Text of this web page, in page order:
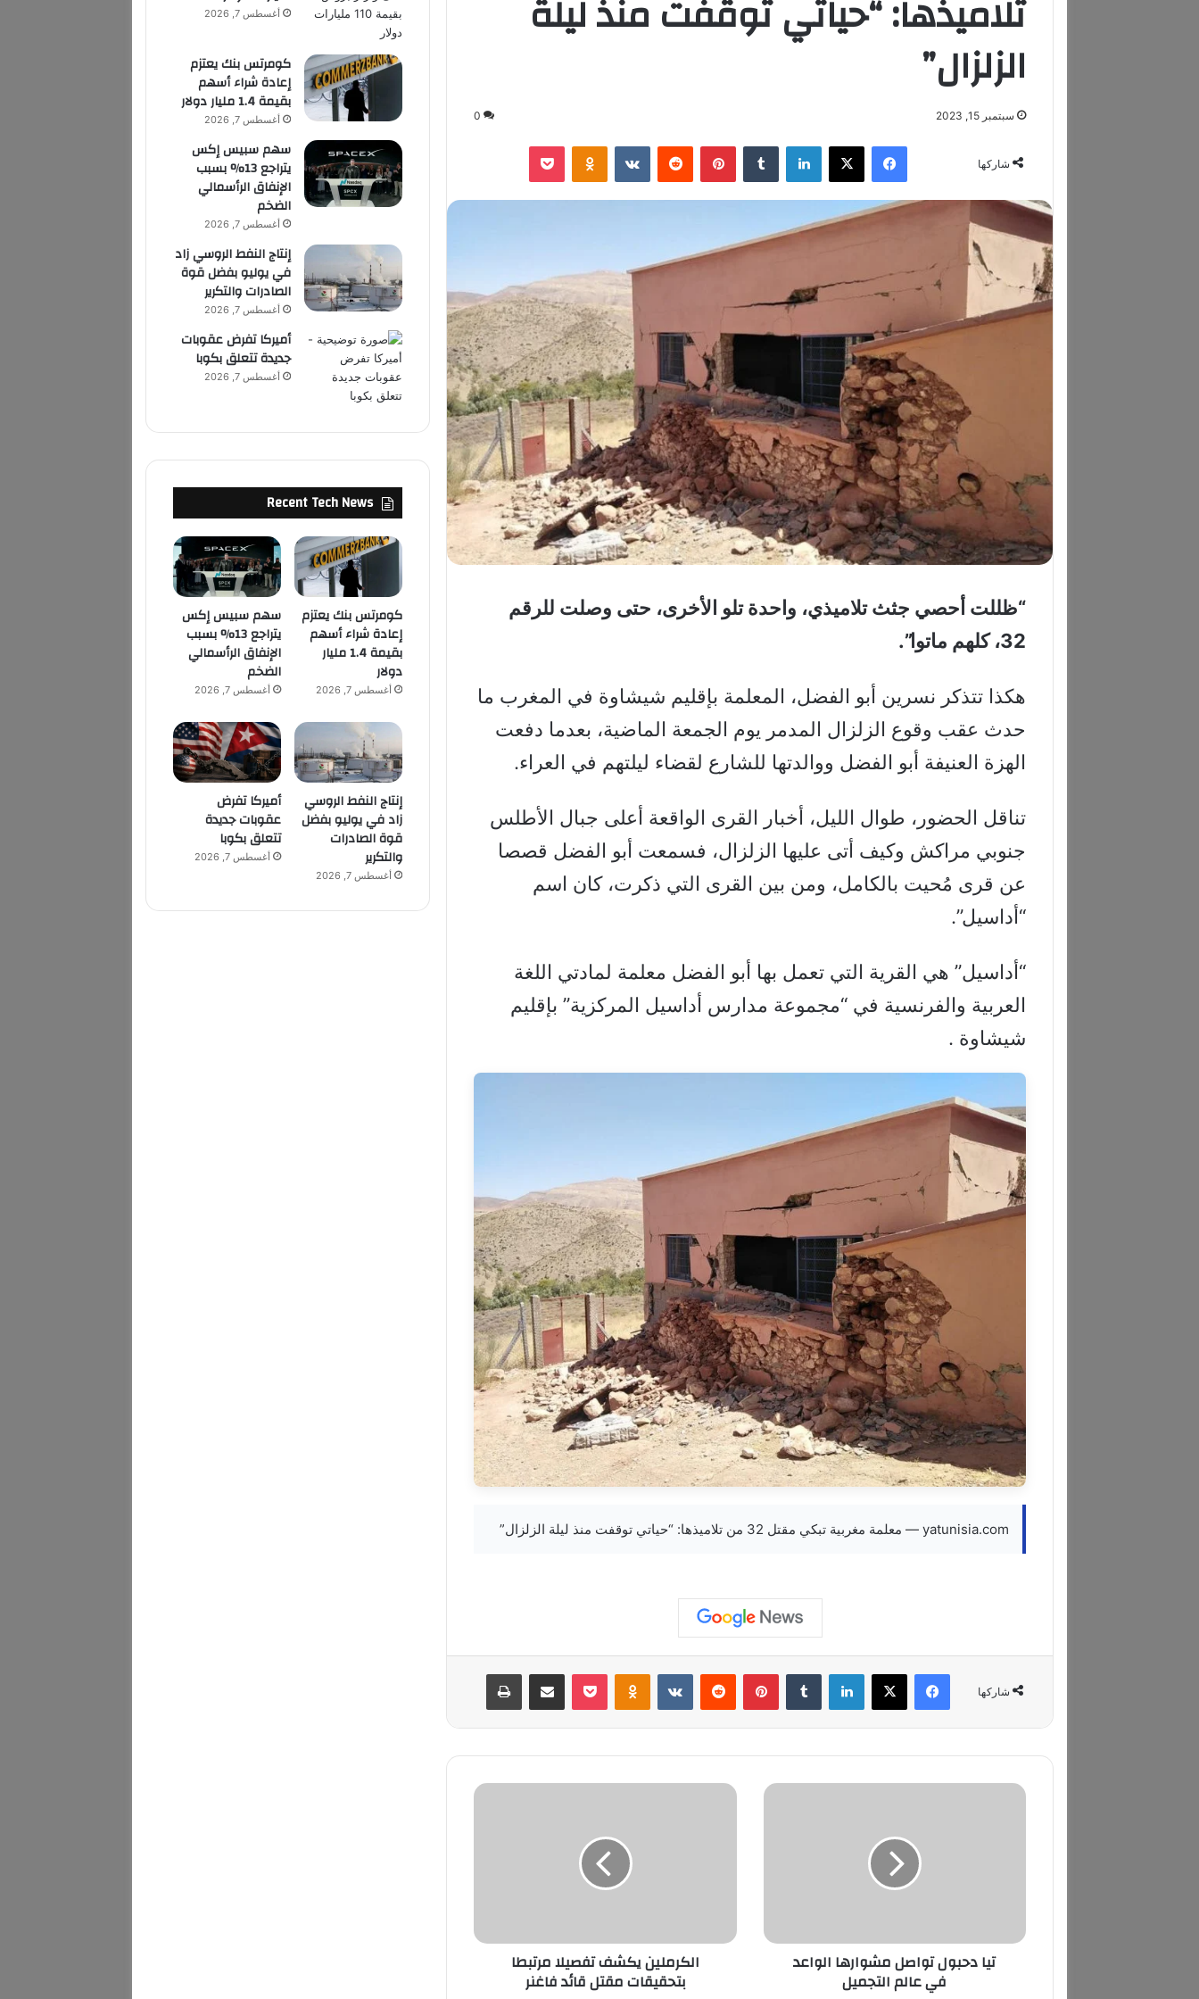
تلاميذها: “حياتي توقفت منذ ليلة
الزلزال”
سبتمبر 15, 2023 0
شاركها
فيسبوك ‫X لينكدإن ‏Tumblr بينتيريست ‏Reddit
‏VKontakte
Odnoklassniki
‫Pocket
“ظللت أحصي جثث تلاميذي، واحدة تلو الأخرى، حتى وصلت للرقم
32، كلهم ماتوا”.
هكذا تتذكر نسرين أبو الفضل، المعلمة بإقليم شيشاوة في المغرب ما
حدث عقب وقوع الزلزال المدمر يوم الجمعة الماضية، بعدما دفعت
الهزة العنيفة أبو الفضل ووالدتها للشارع لقضاء ليلتهم في العراء.
تناقل الحضور، طوال الليل، أخبار القرى الواقعة أعلى جبال الأطلس
جنوبي مراكش وكيف أتى عليها الزلزال، فسمعت أبو الفضل قصصا
عن قرى مُحيت بالكامل، ومن بين القرى التي ذكرت، كان اسم
“أداسيل”.
“أداسيل” هي القرية التي تعمل بها أبو الفضل معلمة لمادتي اللغة
العربية والفرنسية في “مجموعة مدارس أداسيل المركزية” بإقليم
شيشاوة .
yatunisia.com — معلمة مغربية تبكي مقتل 32 من تلاميذها: “حياتي توقفت منذ ليلة الزلزال”
شاركها
فيسبوك ‫X لينكدإن ‏Tumblr بينتيريست ‏Reddit
‏VKontakte
Odnoklassniki
‫Pocket مشاركة عبر البريد طباعة
ت
ت
تيا دحبول تواصل مشوارها الواعد
في عالم التجميل
ا
ي
الكرملين يكشف تفصيلا مرتبطا
بتحقيقات مقتل قائد فاغنر
أغسطس 7, 2026
كومرتس بنك يعتزم
إعادة شراء أسهم
بقيمة 1.4 مليار دولار
أغسطس 7, 2026
سهم سبيس إكس
يتراجع 13% بسبب
الإنفاق الرأسمالي
الضخم
أغسطس 7, 2026
إنتاج النفط الروسي زاد
في يوليو بفضل قوة
الصادرات والتكرير
أغسطس 7, 2026
أميركا تفرض عقوبات
جديدة تتعلق بكوبا
أغسطس 7, 2026
Recent Tech News
كومرتس بنك يعتزم
إعادة شراء أسهم
بقيمة 1.4 مليار
دولار
أغسطس 7, 2026
سهم سبيس إكس
يتراجع 13% بسبب
الإنفاق الرأسمالي
الضخم
أغسطس 7, 2026
إنتاج النفط الروسي
زاد في يوليو بفضل
قوة الصادرات
والتكرير
أغسطس 7, 2026
أميركا تفرض
عقوبات جديدة
تتعلق بكوبا
أغسطس 7, 2026